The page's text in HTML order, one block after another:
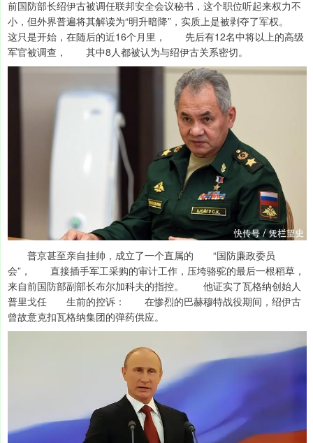
前国防部长绍伊古被调任联邦安全会议秘书，这个职位听起来权力不
小，但外界普遍将其解读为“明升暗降”，实质上是被剥夺了军权。
这只是开始，在随后的近16个月里， 先后有12名中将以上的高级
军官被调查， 其中8人都被认为与绍伊古关系密切。
普京甚至亲自挂帅，成立了一个直属的 “国防廉政委员
会”， 直接插手军工采购的审计工作，压垮骆驼的最后一根稻草，
来自前国防部副部长布尔加科夫的指控。 他证实了瓦格纳创始人
普里戈任 生前的控诉： 在惨烈的巴赫穆特战役期间，绍伊古
曾故意克扣瓦格纳集团的弹药供应。